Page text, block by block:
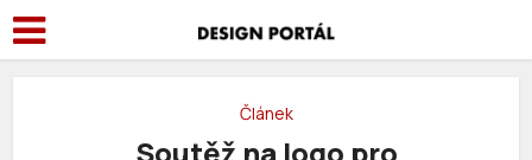
Článek